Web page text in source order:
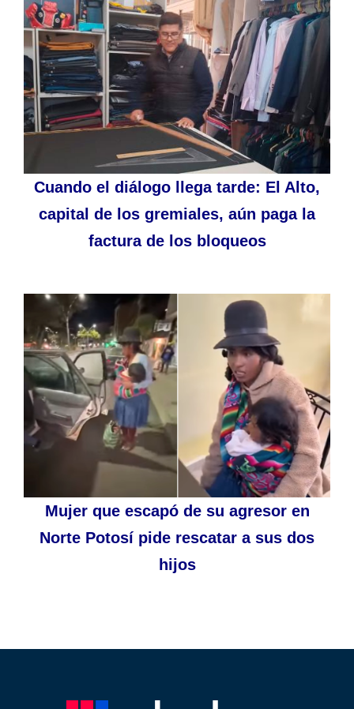
Cuando el diálogo llega tarde: El Alto,
capital de los gremiales, aún paga la
factura de los bloqueos
Mujer que escapó de su agresor en
Norte Potosí pide rescatar a sus dos
hijos